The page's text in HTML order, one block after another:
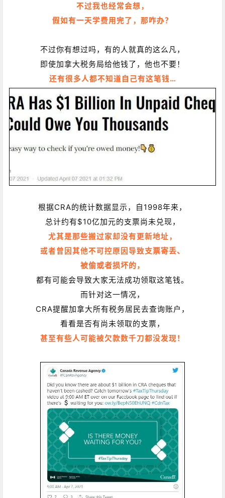
不过我也经常会想，
假如有一天学费用完了，那咋办？
不过你有想过吗，有的人就真的这么凡，
即使加拿大税务局给他钱了，他也不要！
还有很多人都不知道自己有这笔钱…
根据CRA的统计数据显示，
自1998年来，
总计约有$10亿加元的支票尚未兑现，
尤其是那些搬过家却没有更新地址，
或者曾因其他不可控原因导致支票寄丢、
被偷或者损坏的，
都有可能会导致大家无法成功领取这笔钱。
而针对这一情况，
CRA提醒加拿大所有税务居民去查询账户，
看看是否有尚未领取的支票，
甚至有些人可能被欠款数千刀都没发现！